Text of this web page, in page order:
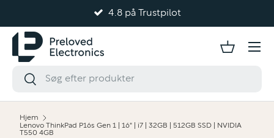
4.8 på Trustpilot
Hjem
Lenovo ThinkPad P16s Gen 1 | 16" | i7 | 32GB | 512GB SSD | NVIDIA
T550 4GB